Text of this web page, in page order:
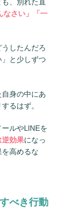
なさい」「一
したんだろ
と少しずつ
身の中にあ
るはず。
ルやLINEを
逆効果になっ
高めるな
べき行動